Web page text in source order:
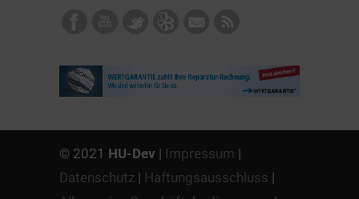
© 2021 HU-Dev | Impressum |
Datenschutz | Haftungsausschluss |